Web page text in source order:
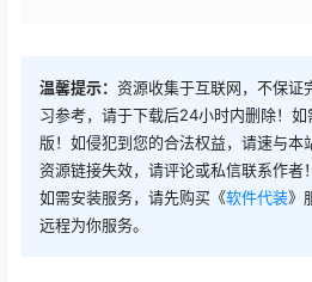
温馨提示： 资源收集于互联网，不保证
习参考，请于下载后24小时内删除！
版！如侵犯到您的合法权益，请速与本
资源链接失效，请评论或私信联系作者！
如需安装服务，请先购买《软件代装》
远程为你服务。